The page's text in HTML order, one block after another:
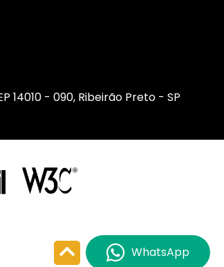
14010 - 090, Ribeirão Preto - SP
WhatsApp